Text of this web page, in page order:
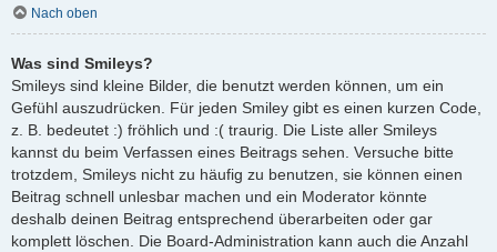
Nach oben
Was sind Smileys?
Smileys sind kleine Bilder, die benutzt werden können, um ein
Gefühl auszudrücken. Für jeden Smiley gibt es einen kurzen Code,
z. B. bedeutet :) fröhlich und :( traurig. Die Liste aller Smileys
kannst du beim Verfassen eines Beitrags sehen. Versuche bitte
trotzdem, Smileys nicht zu häufig zu benutzen, sie können einen
Beitrag schnell unlesbar machen und ein Moderator könnte
deshalb deinen Beitrag entsprechend überarbeiten oder gar
komplett löschen. Die Board-Administration kann auch die Anzahl